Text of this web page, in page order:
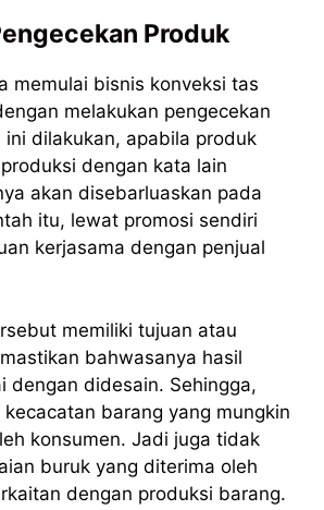
Produk
memulai bisnis konveksi tas
melakukan pengecekan
ini dilakukan, apabila produk
dengan kata lain
akan disebarluaskan pada
itu, lewat promosi sendiri
kerjasama dengan penjual
memiliki tujuan atau
bahwasanya hasil
dengan didesain. Sehingga,
barang yang mungkin
konsumen. Jadi juga tidak
buruk yang diterima oleh
dengan produksi barang.